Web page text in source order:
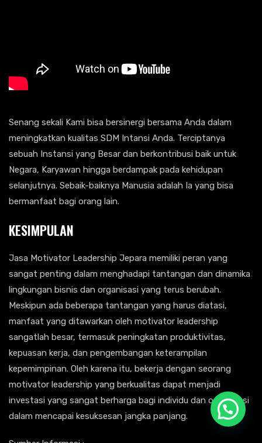
Senang sekali Kami bisa bersinergi bersama Anda dalam
meningkatkan kualitas SDM Intansi Anda. Terciptanya
sebuah Instansi yang Besar dan berkontribusi baik untuk
Negara, Karyawan hingga berdampak pada kehidupan
selanjutnya. Sebaik-baiknya Manusia adalah Ia yang bisa
bermanfaat bagi orang lain.
KESIMPULAN
Jasa Motivator Leadership Jepara memiliki peran yang
sangat penting dalam menghadapi tantangan dan dinamika
lingkungan bisnis dan organisasi yang terus berubah.
Meskipun ada beberapa tantangan yang harus diatasi,
manfaat yang ditawarkan oleh motivator leadership
sangatlah besar, termasuk peningkatan produktivitas,
kepuasan kerja, dan pengembangan keterampilan
kepemimpinan. Oleh karena itu, bekerja dengan seorang
motivator leadership yang berkualitas dapat menjadi
investasi yang sangat berharga bagi individu dan organisasi
dalam mencapai kesuksesan jangka panjang.